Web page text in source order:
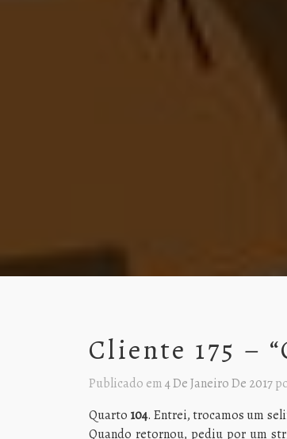
Cliente 175 –
Publicado em4 De Janeiro De 2017
Quarto 104. Entrei, trocamos um
Quando retornou, pediu por um